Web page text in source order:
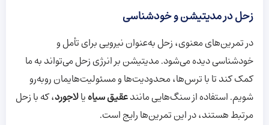
زحل در مدیتیشن و خودشناسی
در تمرین‌های معنوی، زحل به‌عنوان نیرویی برای تأمل و
خودشناسی دیده می‌شود. مدیتیشن بر انرژی زحل می‌تواند به ما
کمک کند تا با ترس‌ها، محدودیت‌ها و مسئولیت‌هایمان روبه‌رو
شویم. استفاده از سنگ‌هایی مانندعقیق سیاهیالاجورد، که با زحل
مرتبط هستند، در این تمرین‌ها رایج است.